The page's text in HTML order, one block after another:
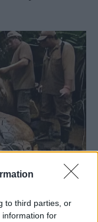
to third parties, or
information for